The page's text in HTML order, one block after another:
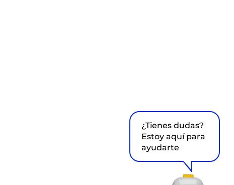
¿Tienes dudas?
Estoy aquí para
ayudarte